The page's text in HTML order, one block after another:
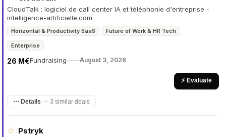
CloudTalk : logiciel de call center IA et téléphonie d'entreprise -
intelligence-artificielle.com
Horizontal & Productivity SaaS Future of Work & HR Tech
Enterprise
Fundraising
26 M€ ——August 3, 2026
⚡ Evaluate
⋯ Details — 3 similar deals
☆ Pstryk